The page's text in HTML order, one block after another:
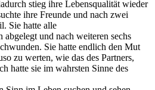
stieg ihre Lebensqualität wieder
ihre Freunde und nach zwei
Sie hatte alle
abgelegt und nach weiteren sechs
Sie hatte endlich den Mut
zu werten, wie das des Partners,
hatte sie im wahrsten Sinne des